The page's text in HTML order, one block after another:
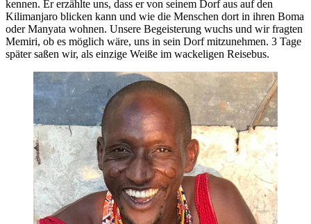
kennen. Er erzählte uns, dass er von seinem Dorf aus auf den
Kilimanjaro blicken kann und wie die Menschen dort in ihren Boma
oder Manyata wohnen. Unsere Begeisterung wuchs und wir fragten
Memiri, ob es möglich wäre, uns in sein Dorf mitzunehmen. 3 Tage
später saßen wir, als einzige Weiße im wackeligen Reisebus.